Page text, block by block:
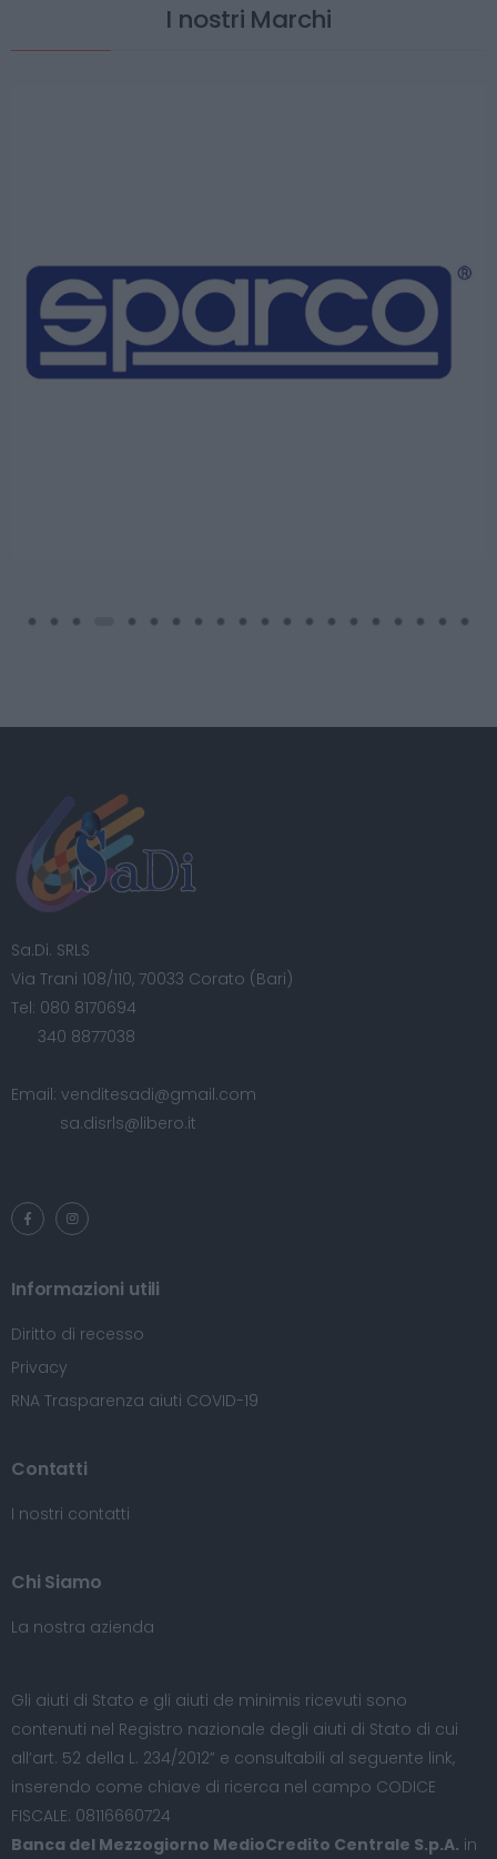
I nostri Marchi
Sa.Di. SRLS
Via Trani 108/110, 70033 Corato (Bari)
Tel: 080 8170694
340 8877038
Email: venditesadi@gmail.com
sa.disrls@libero.it
Informazioni utili
Diritto di recesso
Privacy
RNA Trasparenza aiuti COVID-19
Contatti
I nostri contatti
Chi Siamo
La nostra azienda
Gli aiuti di Stato e gli aiuti de minimis ricevuti sono
contenuti nel Registro nazionale degli aiuti di Stato di cui
all’art. 52 della L. 234/2012” e consultabili al seguente link,
inserendo come chiave di ricerca nel campo CODICE
FISCALE: 08116660724
Banca del Mezzogiorno MedioCredito Centrale S.p.A. in